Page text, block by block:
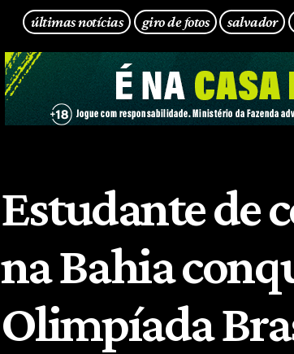
últimas notícias giro de fotos salvador
Estudante de
na Bahia
Olimpíada